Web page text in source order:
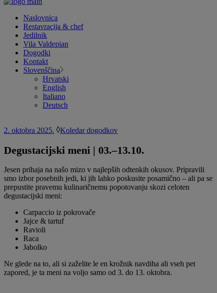
Naslovnica
Restavracija & chef
Jedilnik
Vila Valdepian
Dogodki
Kontakt
Slovenščina
Hrvatski
English
Italiano
Deutsch
2. oktobra 2025. Koledar dogodkov
Degustacijski meni | 03.–13.10.
Jesen prihaja na našo mizo v najlepših odtenkih okusov. Pripravili
smo izbor posebnih jedi, ki jih lahko poskusite posamično – ali pa se
prepustite pravemu kulinaričnemu popotovanju skozi celoten
degustacijski meni:
Carpaccio iz pokrovače
Jajce & tartuf
Ravioli
Raca
Jabolko
Ne glede na to, ali si zaželite le en krožnik navdiha ali vseh pet
zapored, je ta meni na voljo samo od 3. do 13. oktobra.